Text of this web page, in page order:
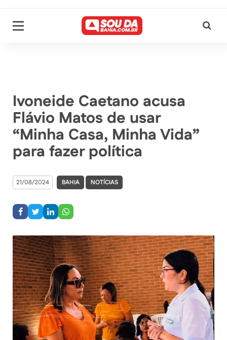
Ivoneide Caetano acusa
Flávio Matos de usar
“Minha Casa, Minha Vida”
para fazer política
21/08/2024 BAHIA NOTÍCIAS